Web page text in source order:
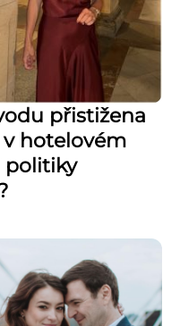
přistižena
hotelovém
politiky